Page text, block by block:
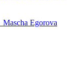
Egorova